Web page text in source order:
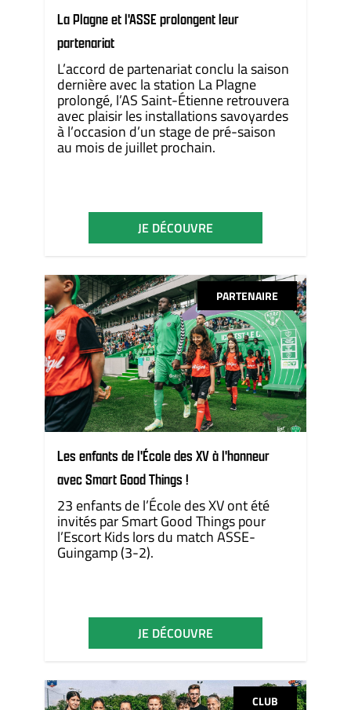
La Plagne et l'ASSE prolongent leur
partenariat
L’accord de partenariat conclu la saison
dernière avec la station La Plagne
prolongé, l’AS Saint-Étienne retrouvera
avec plaisir les installations savoyardes
à l’occasion d’un stage de pré-saison
au mois de juillet prochain.
JE DÉCOUVRE
PARTENAIRE
Les enfants de l'École des XV à l'honneur
avec Smart Good Things !
23 enfants de l’École des XVont été
invités par Smart Good Things pour
l’Escort Kids lors du match ASSE-
Guingamp (3-2).
JE DÉCOUVRE
CLUB